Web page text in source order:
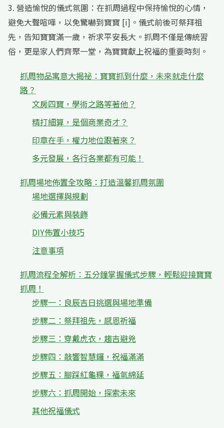
3. 營造愉悅的儀式氛圍：在抓周過程中保持愉悅的心情，
避免大聲喧嘩，以免驚嚇到寶寶 [i]。儀式前後可祭拜祖
先，告知寶寶滿一歲，祈求平安長大。抓周不僅是傳統習
俗，更是家人們齊聚一堂，為寶寶獻上祝福的重要時刻。
抓周物品寓意大揭祕：寶寶抓到什麼，未來就走什麼
路？
文房四寶，學術之路等著他？
精打細算，是個商業奇才？
印章在手，權力地位跟著來？
多元發展，各行各業都有可能！
抓周場地佈置全攻略：打造溫馨抓周氛圍
場地選擇與規劃
必備元素與裝飾
DIY佈置小技巧
注意事項
抓周流程全解析：五分鐘掌握儀式步驟，輕鬆迎接寶寶
抓周！
步驟一：良辰吉日挑選與場地準備
步驟二：祭拜祖先，感恩祈福
步驟三：穿戴虎衣，趨吉避兇
步驟四：敲響智慧鑼，祝福滿滿
步驟五：腳踩紅龜粿，福氣綿延
步驟六：抓周開始，探索未來
其他祝福儀式